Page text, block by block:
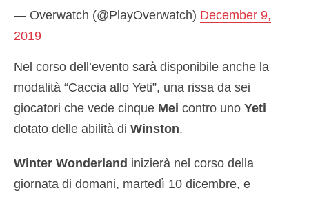
— Overwatch (@PlayOverwatch) December 9,
2019
Nel corso dell’evento sarà disponibile anche la
modalità “Caccia allo Yeti”, una rissa da sei
giocatori che vede cinque Mei contro uno Yeti
dotato delle abilità di Winston.
Winter Wonderland inizierà nel corso della
giornata di domani, martedì 10 dicembre, e